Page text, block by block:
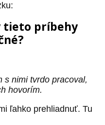
tieto príbehy
s nimi tvrdo pracoval,
hovorím.
ľahko prehliadnuť. Tu